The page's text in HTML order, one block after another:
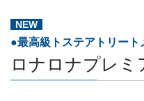
NEW
●最高級トステアトリート
ロナロナプレミ